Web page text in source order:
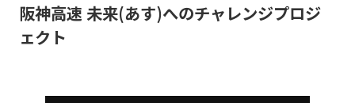
阪神高速 未来(あす)へのチャレンジプロジ
ェクト